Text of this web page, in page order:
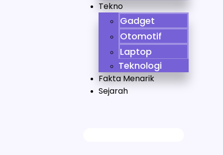
Tekno
Gadget
Otomotif
Laptop
Teknologi
Fakta Menarik
Sejarah